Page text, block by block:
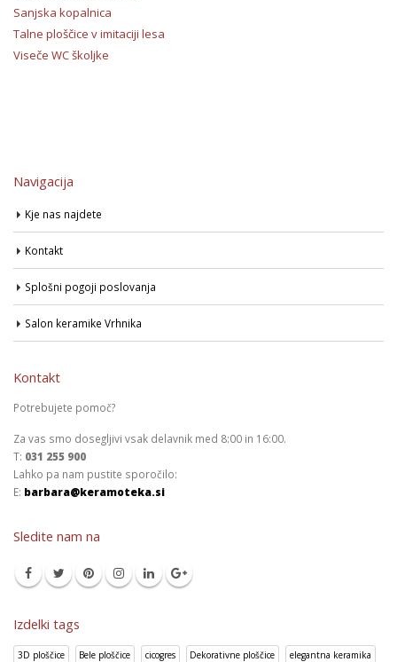
Sanjska kopalnica
Talne ploščice v imitaciji lesa
Viseče WC školjke
Navigacija
Kje nas najdete
Kontakt
Splošni pogoji poslovanja
Salon keramike Vrhnika
Kontakt
Potrebujete pomoč?
Za vas smo dosegljivi vsak delavnik med 8:00 in 16:00.
T: 031 255 900
Lahko pa nam pustite sporočilo:
E: barbara@keramoteka.si
Sledite nam na
Izdelki tags
3D ploščice Bele ploščice cicogres Dekorativne ploščice elegantna keramika